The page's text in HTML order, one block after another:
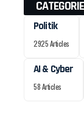
Politik
2925 Articles
AI & Cyber
58 Articles